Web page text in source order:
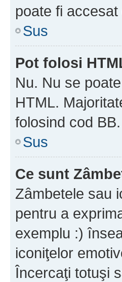
poate fi
Sus
Pot folosi
Nu. Nu se
HTML.
folosind cod BB.
Sus
Ce sunt
Zâmbetele sau
pentru a
exemplu :)
iconiţelor
Încercaţi totuşi